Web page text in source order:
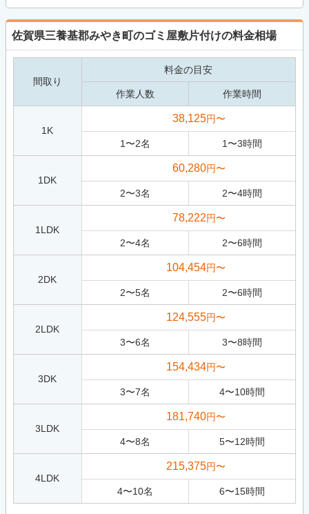
佐賀県三養基郡みやき町のゴミ屋敷片付けの料金相場
間取り
料金の目安
作業人数 作業時間
1K
38,125円〜
1 〜2名 1 〜3時間
1DK
60,280円〜
2〜3名 2〜4時間
1LDK
78,222円〜
2〜4名 2〜6時間
2DK
104,454円〜
2〜5名 2〜6時間
2LDK
124,555円〜
3〜6名 3〜8時間
3DK
154,434円〜
3〜7名 4〜10時間
3LDK
181,740円〜
4〜8名 5〜12時間
4LDK
215,375円〜
4〜10名 6〜15時間